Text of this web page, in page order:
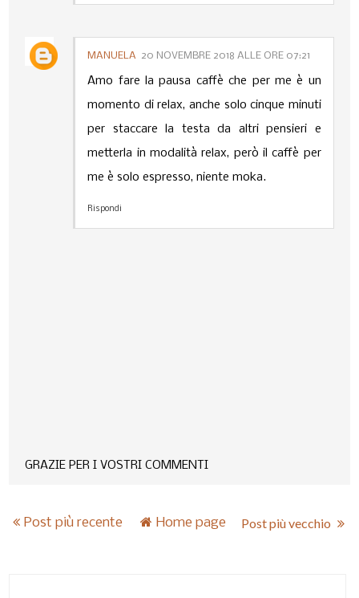
MANUELA 20 NOVEMBRE 2018 ALLE ORE 07:21
Amo fare la pausa caffè che per me è un
momento di relax, anche solo cinque minuti
per staccare la testa da altri pensieri e
metterla in modalità relax, però il caffè per
me è solo espresso, niente moka.
Rispondi
GRAZIE PER I VOSTRI COMMENTI
Post più recente Post più vecchio
Home page